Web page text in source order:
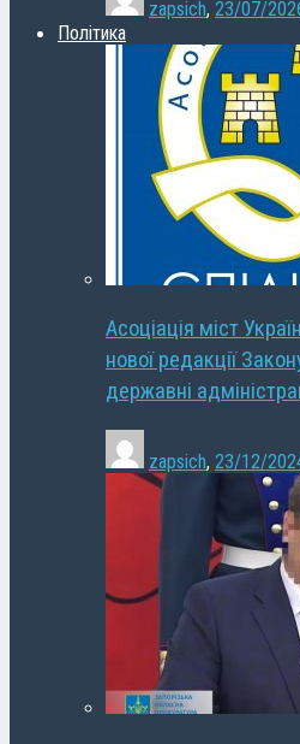
zapsich, 23/07/
Політика
Асоціація міст
нової редакції
державні
zapsich, 23/12/